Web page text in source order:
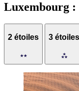
Luxembourg
2 étoiles 3 étoiles